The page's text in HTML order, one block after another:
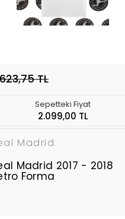
TL
Sepetteki Fiyat
2.099,00 TL
Madrid
Madrid 2017 - 2018
Forma